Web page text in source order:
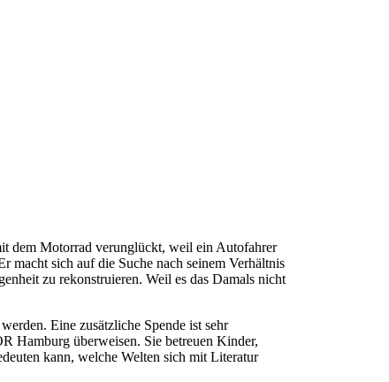
dem Motorrad verunglückt, weil ein Autofahrer
macht sich auf die Suche nach seinem Verhältnis
zu rekonstruieren. Weil es das Damals nicht
Eine zusätzliche Spende ist sehr
Hamburg überweisen. Sie betreuen Kinder,
kann, welche Welten sich mit Literatur